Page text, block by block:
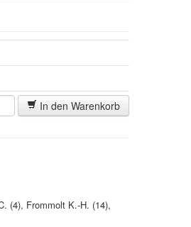
In den Warenkorb
(4), Frommolt K.-H. (14),